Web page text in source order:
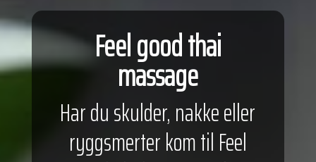
Feel good thai
massage
Har du skulder, nakke eller
ryggsmerter kom til Feel